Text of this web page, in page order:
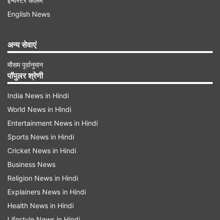
ध्वनि फैलाने वाले यंत्रों के प्रयोग पर प्रतिबंध
नैना देवी मेला परिसर में लाउडस्पीकर, ढोल, बैंड व अन्य ध्वनि
विस्तारक यंत्रों के प्रयोग पर पूर्ण प्रतिबंध लगा दिया है।
आवश्यक जन संदेश या घोषणाएं केवल नियंत्रण कक्ष के माध्यम
से ही प्रसारित की जाएंगी।
Advertisement
English News
अन्य सेवाएं
मौसम पूर्वानुमान
पॉपुलर श्रेणी
India News in Hindi
World News in Hindi
Entertainment News in Hindi
Sports News in Hindi
Cricket News in Hindi
Business News
Religion News in Hindi
Explainers News in Hindi
Health News in Hindi